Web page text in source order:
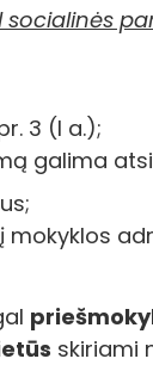
socialinės
3 (I a.);
galima
skiriami